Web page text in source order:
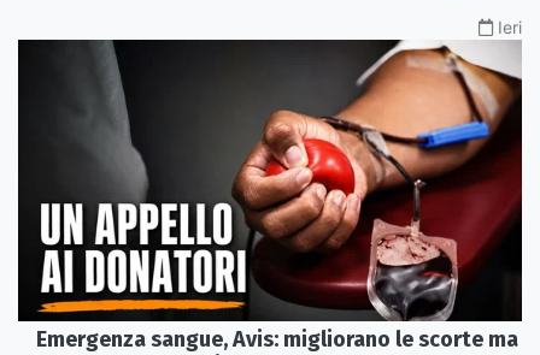
Ieri
Emergenza sangue, Avis: migliorano le scorte ma